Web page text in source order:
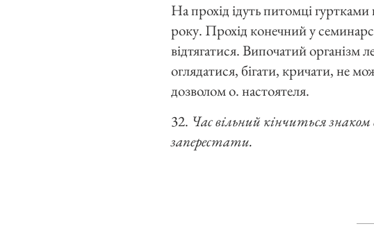
На прохід ідуть питомці
року. Прохід конечний у
відтягатися. Випочатий організм
оглядатися, бігати, кричати, не
дозволом о. настоятеля.
32. Час вільний кінчиться знаком
заперестати.